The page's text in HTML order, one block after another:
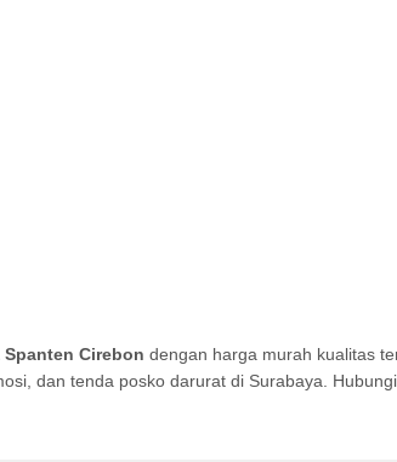
Spanten Cirebon dengan harga murah kualitas
dan tenda posko darurat di Surabaya.